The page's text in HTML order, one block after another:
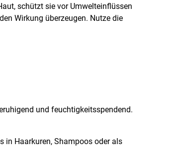
schützt sie vor Umwelteinflüssen
Wirkung überzeugen. Nutze die
und feuchtigkeitsspendend.
in Haarkuren, Shampoos oder als